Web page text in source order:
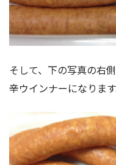
そして、下の写真の右
辛ウインナーになりま